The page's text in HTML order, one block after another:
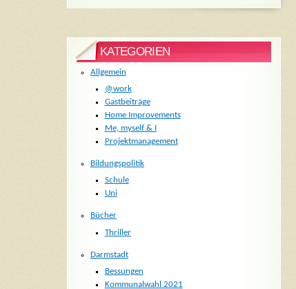
KATEGORIEN
Allgemein
@work
Gastbeiträge
Home Improvements
Me, myself & I
Projektmanagement
Bildungspolitik
Schule
Uni
Bücher
Thriller
Darmstadt
Bessungen
Kommunalwahl 2021